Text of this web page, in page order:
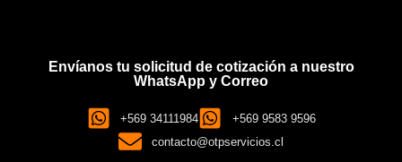
Envíanos tu solicitud de cotización a nuestro
WhatsApp y Correo
+569 34111984
+569 9583 9596
contacto@otpservicios.cl